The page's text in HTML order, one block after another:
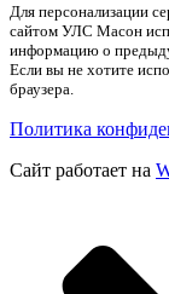
Для персонализации
сайтом УЛС Масон
информацию о
Если вы не хотите
браузера.
Политика
Сайт работает на